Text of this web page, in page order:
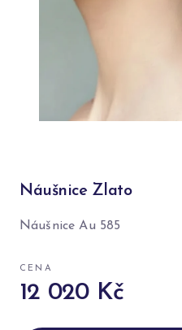
Náušnice Zlato
Náušnice Au 585
CENA
12 020 Kč